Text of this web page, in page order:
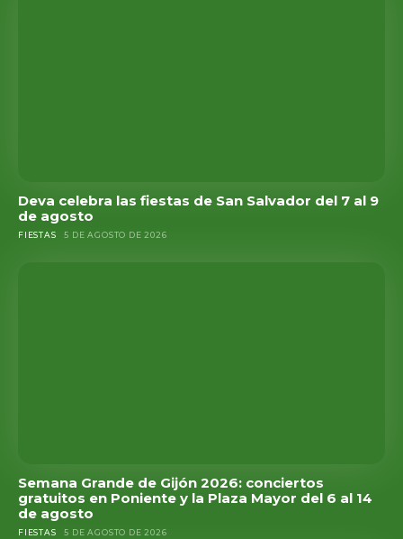
Deva celebra las fiestas de San Salvador del 7 al 9
de agosto
FIESTAS 5 DE AGOSTO DE 2026
Semana Grande de Gijón 2026: conciertos
gratuitos en Poniente y la Plaza Mayor del 6 al 14
de agosto
FIESTAS 5 DE AGOSTO DE 2026